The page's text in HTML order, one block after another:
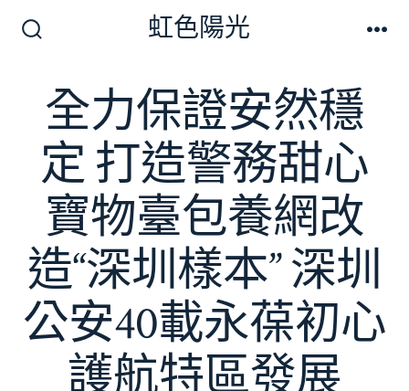
換
開
關
虹色陽光
全力保證安然穩
定 打造警務甜心
寶物臺包養網改
造“深圳樣本” 深圳
公安40載永葆初心
護航特區發展